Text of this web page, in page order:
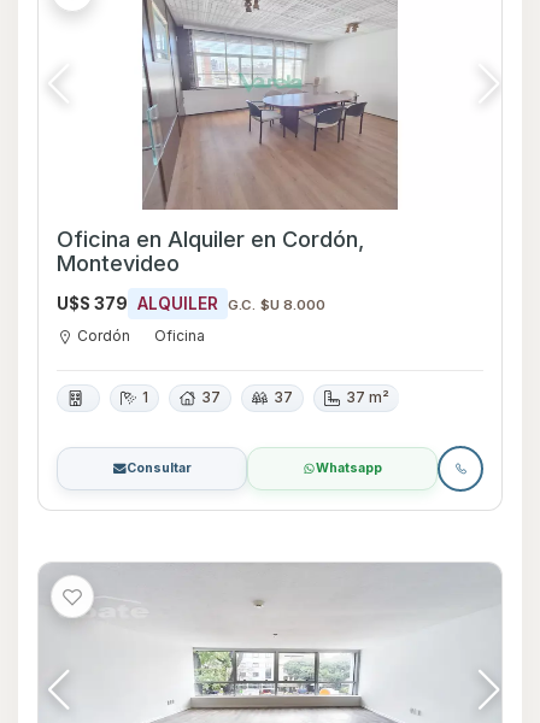
Oficina en Alquiler en Cordón,
Montevideo
U$S 379 ALQUILER G.C. $U 8.000
Cordón Oficina
1 37 37 37 m²
Consultar Whatsapp